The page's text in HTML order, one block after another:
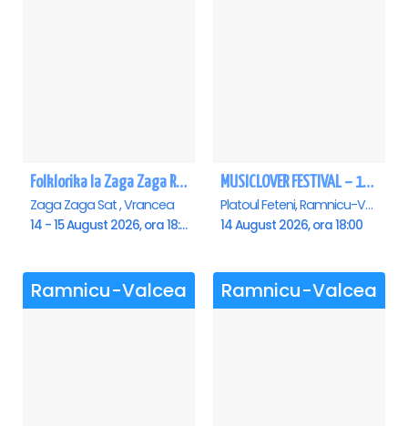
Folklorika la Zaga Zaga Resort - Anulat
Zaga Zaga Sat , Vrancea
14 - 15 August 2026, ora 18:00
MUSICLOVER FESTIVAL – 14 August – Puya, Johny Romano, Shift, Badd G, DJ Matei & Bogdanov
Platoul Feteni, Ramnicu-Valcea
14 August 2026, ora 18:00
Ramnicu-Valcea Ramnicu-Valcea